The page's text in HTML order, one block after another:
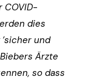
COVID-
dies
und
Ärzte
so dass